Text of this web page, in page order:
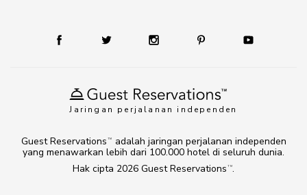
Jaringan perjalanan independen
Hak cipta 2026 Guest Reservations TM.
Guest Reservations TM
adalah jaringan perjalanan independen
yang menawarkan lebih dari 100.000 hotel di seluruh dunia.